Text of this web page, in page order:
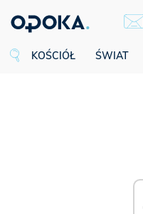
KOŚCIÓŁ ŚWIAT